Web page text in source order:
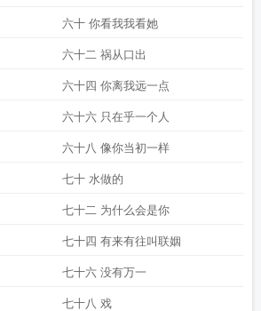
六十 你看我我看她
六十二 祸从口出
六十四 你离我远一点
六十六 只在乎一个人
六十八 像你当初一样
七十 水做的
七十二 为什么会是你
七十四 有来有往叫联姻
七十六 没有万一
七十八 戏